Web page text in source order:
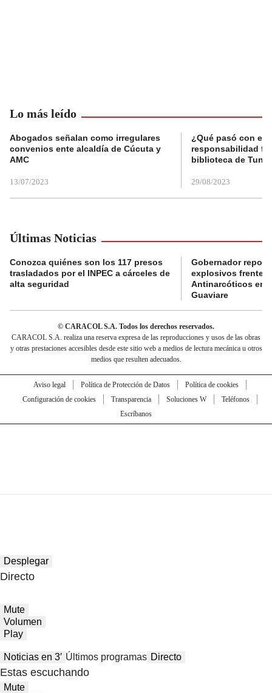
Lo más leído
Abogados señalan como irregulares
convenios ente alcaldía de Cúcuta y
AMC
13/07/2023
¿Qué pasó con el
responsabilidad
biblioteca de
29/08/2023
Últimas Noticias
Conozca quiénes son los 117 presos
trasladados por el INPEC a cárceles de
alta seguridad
Gobernador
explosivos frente a
Antinarcóticos en
Guaviare
© CARACOL S.A. Todos los derechos reservados.
CARACOL S.A. realiza una reserva expresa de las reproducciones y usos de las obras
y otras prestaciones accesibles desde este sitio web a medios de lectura mecánica u otros
medios que resulten adecuados.
Aviso legal Política de Protección de Datos
Política de cookies
Configuración de cookies
Transparencia Soluciones W
Teléfonos
Escríbanos
Desplegar
Directo
Mute
Volumen
Play
Noticias en 3′ Últimos programas Directo
Estas escuchando
Mute